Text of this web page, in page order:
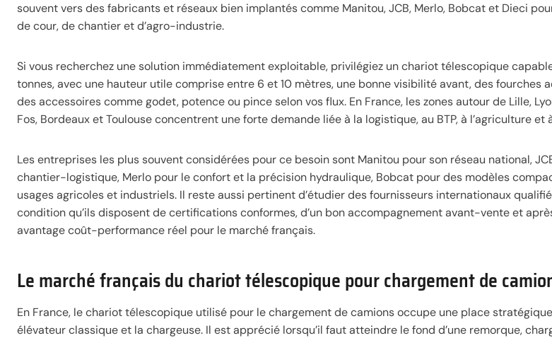
souvent vers des fabricants et réseaux bien implantés comme Manitou, JCB, Merlo, Bobcat et Dieci
de cour, de chantier et d’agro-industrie.
Si vous recherchez une solution immédiatement exploitable, privilégiez un chariot télescopique
tonnes, avec une hauteur utile comprise entre 6 et 10 mètres, une bonne visibilité avant, des fourches
des accessoires comme godet, potence ou pince selon vos flux. En France, les zones autour de Lille,
Fos, Bordeaux et Toulouse concentrent une forte demande liée à la logistique, au BTP, à l’agriculture et
Les entreprises les plus souvent considérées pour ce besoin sont Manitou pour son réseau national,
chantier-logistique, Merlo pour le confort et la précision hydraulique, Bobcat pour des modèles
usages agricoles et industriels. Il reste aussi pertinent d’étudier des fournisseurs internationaux
condition qu’ils disposent de certifications conformes, d’un bon accompagnement avant-vente et
avantage coût-performance réel pour le marché français.
Le marché français du chariot télescopique pour chargement de
En France, le chariot télescopique utilisé pour le chargement de camions occupe une place
élévateur classique et la chargeuse. Il est apprécié lorsqu’il faut atteindre le fond d’une remorque,